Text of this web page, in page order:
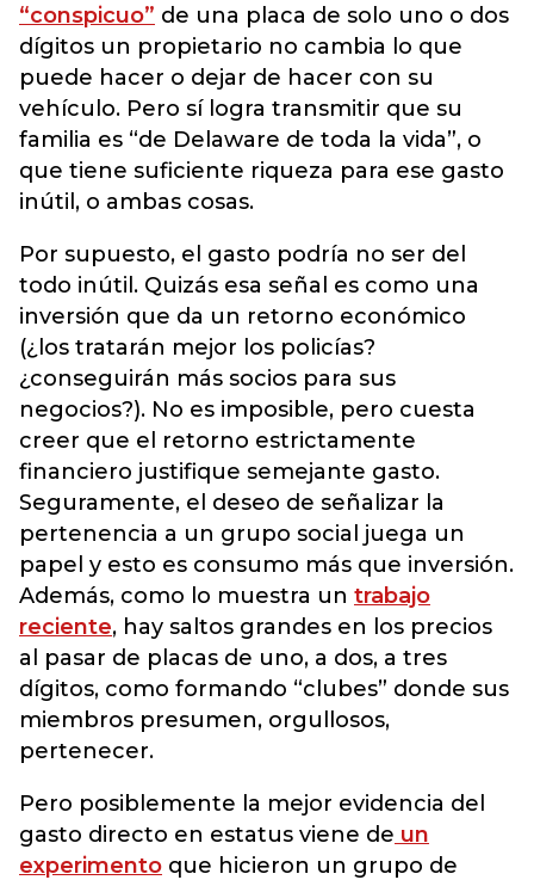
“conspicuo” de una placa de solo uno o dos
dígitos un propietario no cambia lo que
puede hacer o dejar de hacer con su
vehículo. Pero sí logra transmitir que su
familia es “de Delaware de toda la vida”, o
que tiene suficiente riqueza para ese gasto
inútil, o ambas cosas.
Por supuesto, el gasto podría no ser del
todo inútil. Quizás esa señal es como una
inversión que da un retorno económico
(¿los tratarán mejor los policías?
¿conseguirán más socios para sus
negocios?). No es imposible, pero cuesta
creer que el retorno estrictamente
financiero justifique semejante gasto.
Seguramente, el deseo de señalizar la
pertenencia a un grupo social juega un
papel y esto es consumo más que inversión.
Además, como lo muestra un trabajo
reciente, hay saltos grandes en los precios
al pasar de placas de uno, a dos, a tres
dígitos, como formando “clubes” donde sus
miembros presumen, orgullosos,
pertenecer.
Pero posiblemente la mejor evidencia del
gasto directo en estatus viene de un
experimento que hicieron un grupo de